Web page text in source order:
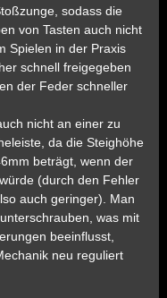
sodass die
von Tasten auch nicht
Spielen in der Praxis
schnell freigegeben
der Feder schneller
nicht an einer zu
da die Steighöhe
beträgt, wenn der
(durch den Fehler
auch geringer). Man
was mit
beeinflusst,
neu reguliert